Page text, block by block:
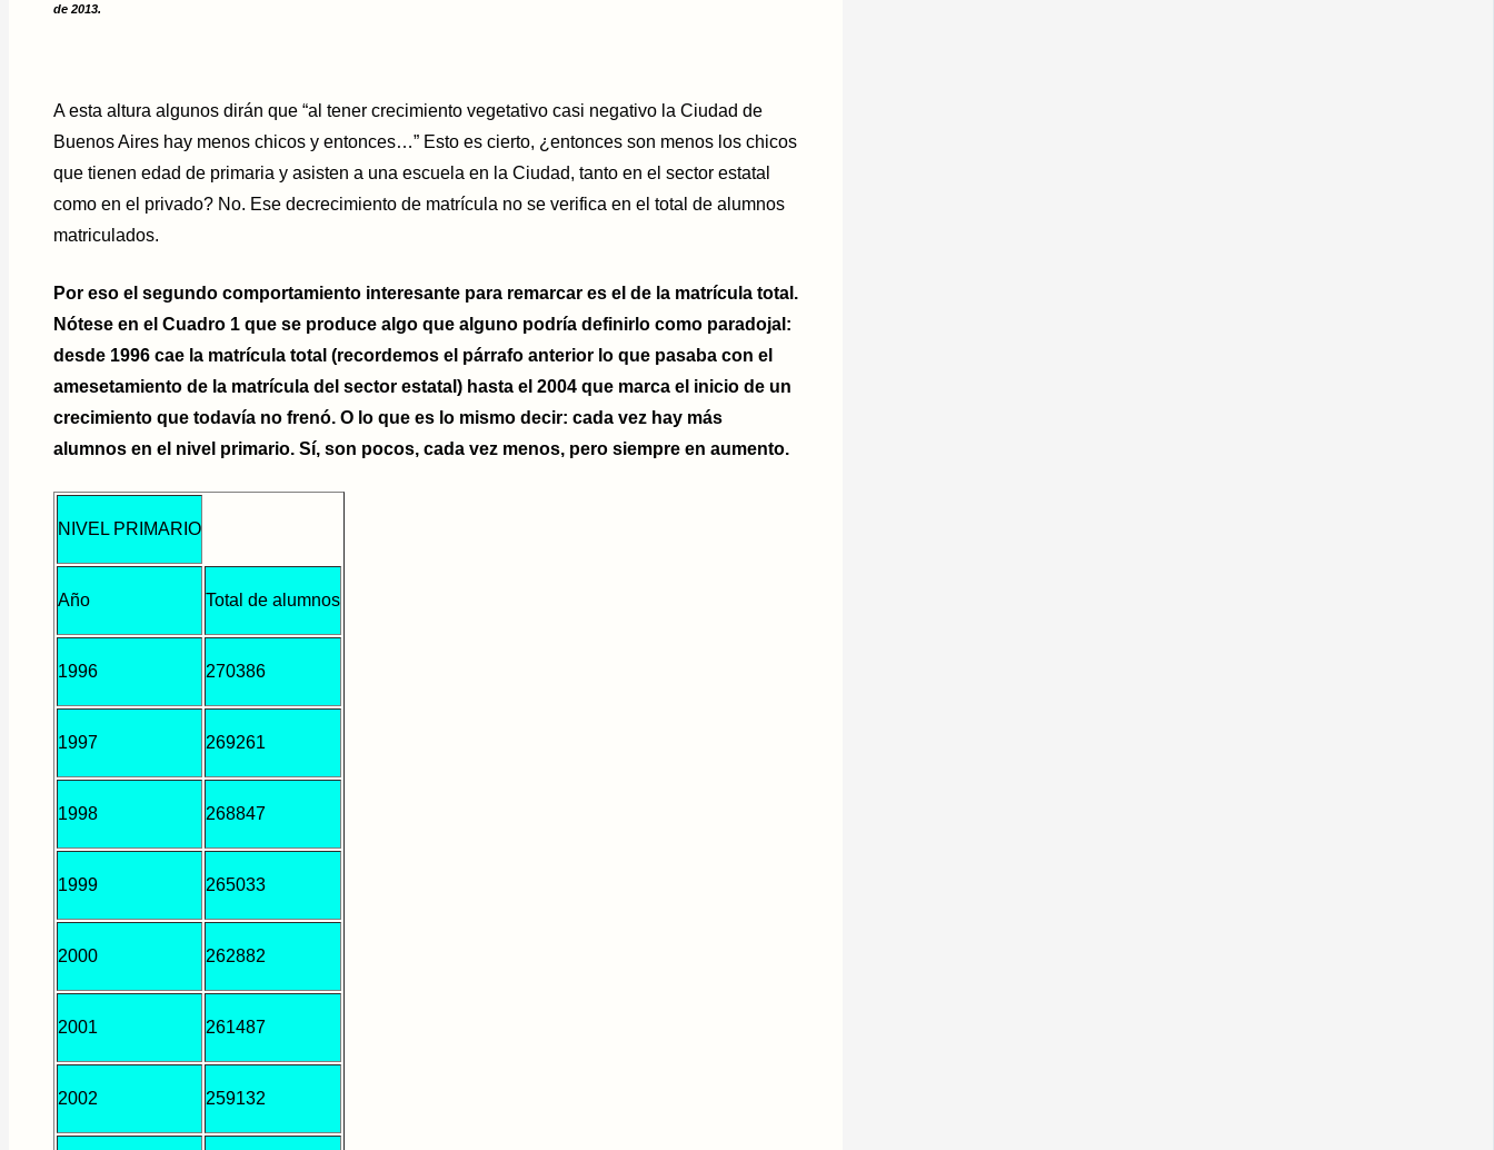
de 2013.
A esta altura algunos dirán que “al tener crecimiento vegetativo casi negativo la Ciudad de
Buenos Aires hay menos chicos y entonces…” Esto es cierto, ¿entonces son menos los chicos
que tienen edad de primaria y asisten a una escuela en la Ciudad, tanto en el sector estatal
como en el privado? No. Ese decrecimiento de matrícula no se verifica en el total de alumnos
matriculados.
Por eso el segundo comportamiento interesante para remarcar es el de la matrícula total.
Nótese en el Cuadro 1 que se produce algo que alguno podría definirlo como paradojal:
desde 1996 cae la matrícula total (recordemos el párrafo anterior lo que pasaba con el
amesetamiento de la matrícula del sector estatal) hasta el 2004 que marca el inicio de un
crecimiento que todavía no frenó. O lo que es lo mismo decir: cada vez hay más
alumnos en el nivel primario. Sí, son pocos, cada vez menos, pero siempre en aumento.
NIVEL PRIMARIO
Año Total de alumnos
1996 270386
1997 269261
1998 268847
1999 265033
2000 262882
2001 261487
2002 259132